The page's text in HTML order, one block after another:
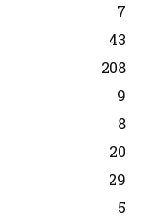
7
43
208
9
8
20
29
5